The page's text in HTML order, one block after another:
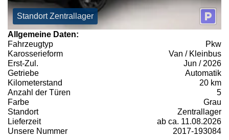
Standort Zentrallager
Allgemeine Daten:
Fahrzeugtyp
Pkw
Karosserieform
Van / Kleinbus
Erst-Zul.
Jun / 2026
Getriebe
Automatik
Kilometerstand
20 km
Anzahl der Türen
5
Farbe
Grau
Standort
Zentrallager
Lieferzeit
ab ca. 11.08.2026
Unsere Nummer
2017-193084